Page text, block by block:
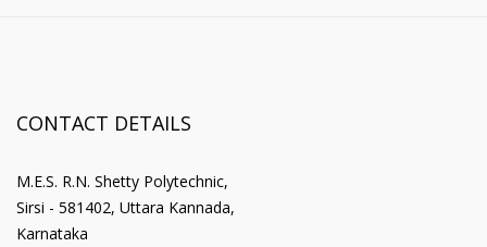
CONTACT DETAILS
M.E.S. R.N. Shetty Polytechnic,
Sirsi - 581402, Uttara Kannada,
Karnataka